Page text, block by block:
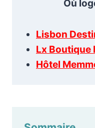
Où
Lisbon
Lx Boutique
Hôtel